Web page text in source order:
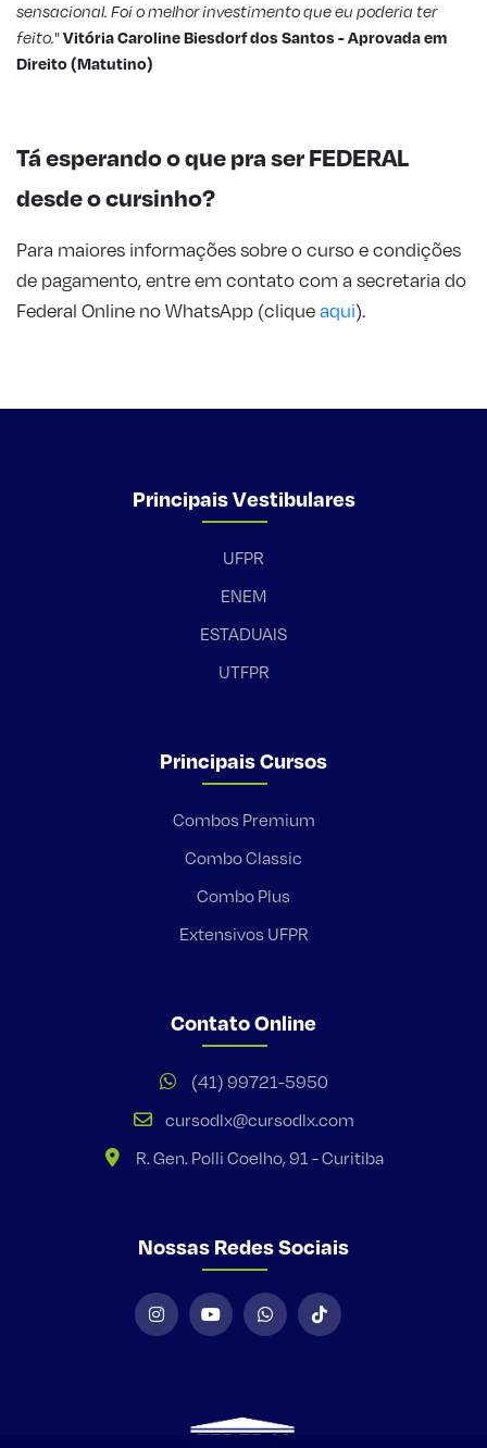
sensacional. Foi o melhor investimento que eu poderia ter
feito."Vitória Caroline Biesdorf dos Santos - Aprovada em
Direito (Matutino)
Tá esperando o que pra ser FEDERAL
desde o cursinho?
Para maiores informações sobre o curso e condições
de pagamento, entre em contato com a secretaria do
Federal Online no WhatsApp (cliqueaqui).
Principais Vestibulares
UFPR
ENEM
ESTADUAIS
UTFPR
Principais Cursos
Combos Premium
Combo Classic
Combo Plus
Extensivos UFPR
Contato Online
(41) 99721-5950
cursodlx@cursodlx.com
R. Gen. Polli Coelho, 91 - Curitiba
Nossas Redes Sociais